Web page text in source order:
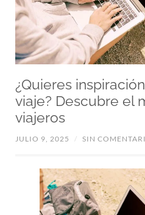
¿Quieres
viaje? Descubre el
viajeros
JULIO 9, 2025 / SIN